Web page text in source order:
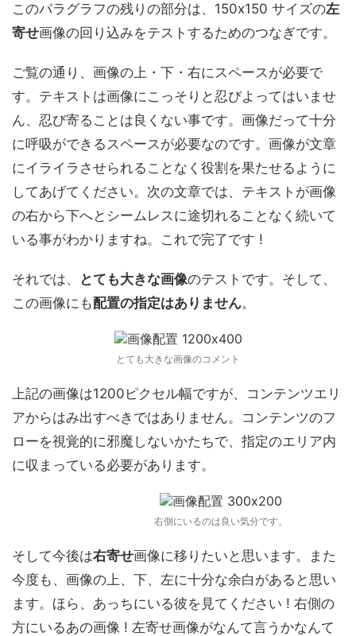
このパラグラフの残りの部分は、150x150 サイズの左
寄せ画像の回り込みをテストするためのつなぎです。
ご覧の通り、画像の上・下・右にスペースが必要で
す。テキストは画像にこっそりと忍びよってはいませ
ん、忍び寄ることは良くない事です。画像だって十分
に呼吸ができるスペースが必要なのです。画像が文章
にイライラさせられることなく役割を果たせるように
してあげてください。次の文章では、テキストが画像
の右から下へとシームレスに途切れることなく続いて
いる事がわかりますね。これで完了です !
それでは、 とても大きな画像のテストです。そして、
この画像にも配置の指定はありません。
とても大きな画像のコメント
上記の画像は1200ピクセル幅ですが、コンテンツエリ
アからはみ出すべきではありません。コンテンツのフ
ローを視覚的に邪魔しないかたちで、指定のエリア内
に収まっている必要があります。
右側にいるのは良い気分です。
そして今後は右寄せ画像に移りたいと思います。また
今度も、画像の上、下、左に十分な余白があると思い
ます。ほら、あっちにいる彼を見てください ! 右側の
方にいるあの画像 ! 左寄せ画像がなんて言うかなんて